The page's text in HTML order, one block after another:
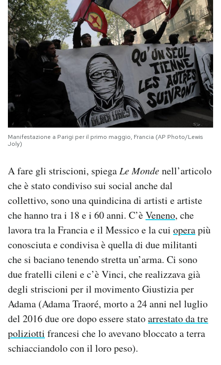
Manifestazione a Parigi per il primo maggio, Francia (AP Photo/Lewis
Joly)
A fare gli striscioni, spiega Le Mondenell’articolo
che è stato condiviso sui social anche dal
collettivo, sono una quindicina di artisti e artiste
che hanno tra i 18 e i 60 anni. C’èVeneno, che
lavora tra la Francia e il Messico e la cui operapiù
conosciuta e condivisa è quella di due militanti
che si baciano tenendo stretta un’arma. Ci sono
due fratelli cileni e c’è Vinci, che realizzava già
degli striscioni per il movimento Giustizia per
Adama (Adama Traoré, morto a 24 anni nel luglio
del 2016 due ore dopo essere statoarrestato da tre
poliziotti francesi che lo avevano bloccato a terra
schiacciandolo con il loro peso).